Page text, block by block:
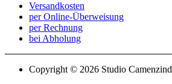
Versandkosten
per Online-Überweisung
per Rechnung
bei Abholung
Copyright © 2026 Studio Camenzind